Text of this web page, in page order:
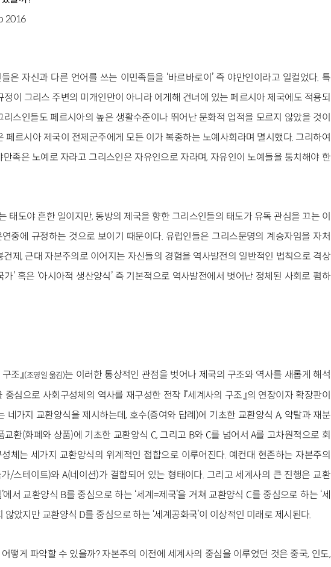
2016
은 자신과 다른 언어를 쓰는 이민족들을 ‘바르바로이’ 즉 야만인이라고 일컬었다. 특
정이 그리스 주변의 미개인만이 아니라 에게해 건너에 있는 페르시아 제국에도 적용되
리스인들도 페르시아의 높은 생활수준이나 뛰어난 문화적 업적을 모르지 않았을 것이
페르시아 제국이 전제군주에게 모든 이가 복종하는 노예사회라며 멸시했다. 그리하여
만족은 노예로 자라고 그리스인은 자유인으로 자라며, 자유인이 노예들을 통치해야 한
태도야 흔한 일이지만, 동방의 제국을 향한 그리스인들의 태도가 유독 관심을 끄는 이
중에 규정하는 것으로 보이기 때문이다. 유럽인들은 그리스문명의 계승자임을 자처
제, 근대 자본주의로 이어지는 자신들의 경험을 역사발전의 일반적인 법칙으로 격상
’ 혹은 ‘아시아적 생산양식’ 즉 기본적으로 역사발전에서 벗어난 정체된 사회로 폄하
조』(조영일 옮김)는 이러한 통상적인 관점을 벗어나 제국의 구조와 역사를 새롭게 해석
심으로 사회구성체의 역사를 재구성한 전작 『세계사의 구조』의 연장이자 확장판이
네가지 교환양식을 제시하는데, 호수(증여와 답례)에 기초한 교환양식 A, 약탈과 재분
환(화폐와 상품)에 기초한 교환양식 C, 그리고 B와 C를 넘어서 A를 고차원적으로 회
체는 세가지 교환양식의 위계적인 접합으로 이루어진다. 예컨대 현존하는 자본주의
/스테이트)와 A(네이션)가 결합되어 있는 형태이다. 그리고 세계사의 큰 진행은 교환
서 교환양식 B를 중심으로 하는 ‘세계=제국’을 거쳐 교환양식 C를 중심으로 하는 ‘세
았지만 교환양식 D를 중심으로 하는 ‘세계공화국’이 이상적인 미래로 제시된다.
떻게 파악할 수 있을까? 자본주의 이전에 세계사의 중심을 이루었던 것은 중국, 인도,